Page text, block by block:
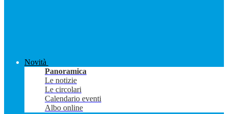
Novità
Panoramica
Le notizie
Le circolari
Calendario eventi
Albo online